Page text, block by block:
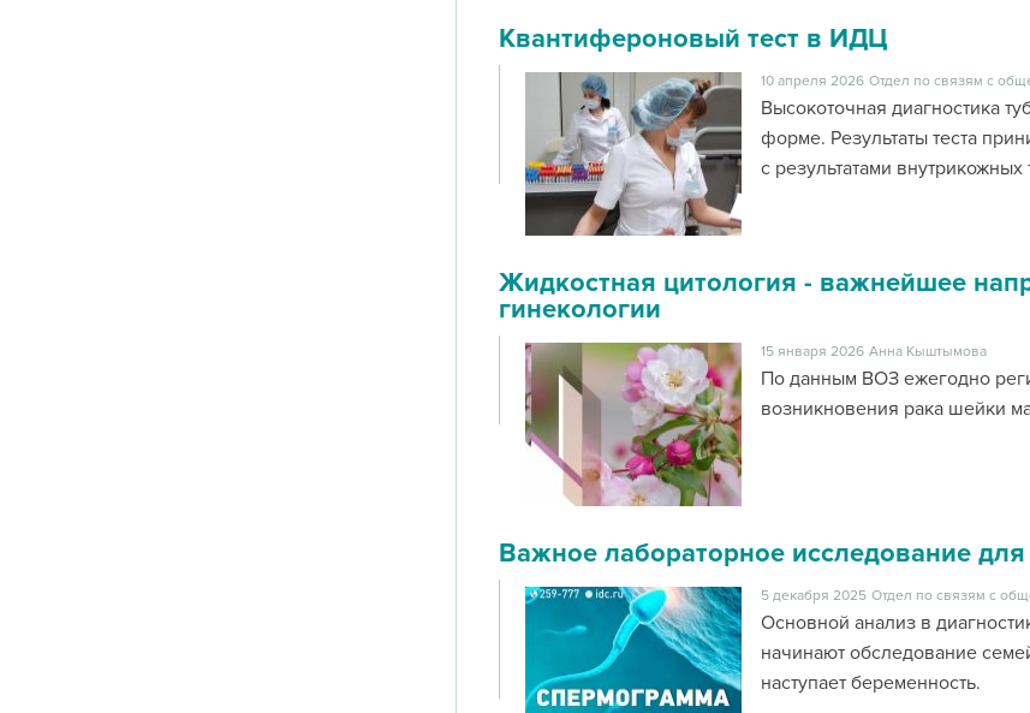
Квантифероновый тест в ИДЦ
10 апреля 2026 Отдел по связям с
Высокоточная диагностика
форме. Результаты теста
с результатами внутрикожных
Жидкостная цитология - важнейшее
гинекологии
15 января 2026 Анна Кыштымова
По данным ВОЗ ежегодно
возникновения рака шейки
Важное лабораторное исследование
5 декабря 2025 Отдел по связям с
Основной анализ в
начинают обследование
наступает беременность.